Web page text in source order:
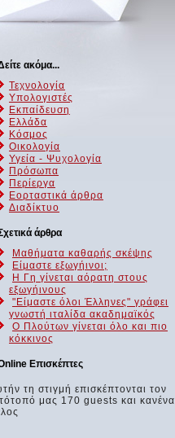
ακόμα...
Τεχνολογία
Υπολογιστές
Εκπαίδευση
Ελλάδα
Κόσμος
Οικολογία
Υγεία - Ψυχολογία
Πρόσωπα
Περίεργα
Εορταστικά άρθρα
Διαδίκτυο
άρθρα
Μαθήματα καθαρής σκέψης
Είμαστε εξωγήινοι;
Η Γη γίνεται αόρατη στους
εξωγήινους
"Είμαστε όλοι Έλληνες" γράφει
γνωστή ιταλίδα ακαδημαϊκός
Ο Πλούτων γίνεται όλο και πιο
κόκκινος
Επισκέπτες
τη στιγμή επισκέπτονται τον
μας 170 guests και κανένα